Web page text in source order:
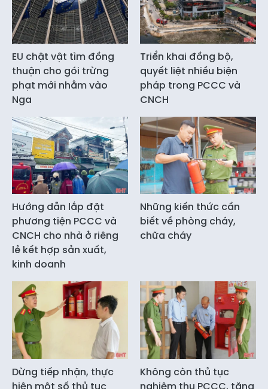
EU chật vật tìm đồng
thuận cho gói trừng
phạt mới nhằm vào
Nga
Triển khai đồng bộ,
quyết liệt nhiều biện
pháp trong PCCC và
CNCH
Hướng dẫn lắp đặt
phương tiện PCCC và
CNCH cho nhà ở riêng
lẻ kết hợp sản xuất,
kinh doanh
Những kiến thức cần
biết về phòng cháy,
chữa cháy
Dừng tiếp nhận, thực
hiện một số thủ tục
Không còn thủ tục
nghiệm thu PCCC, tăng